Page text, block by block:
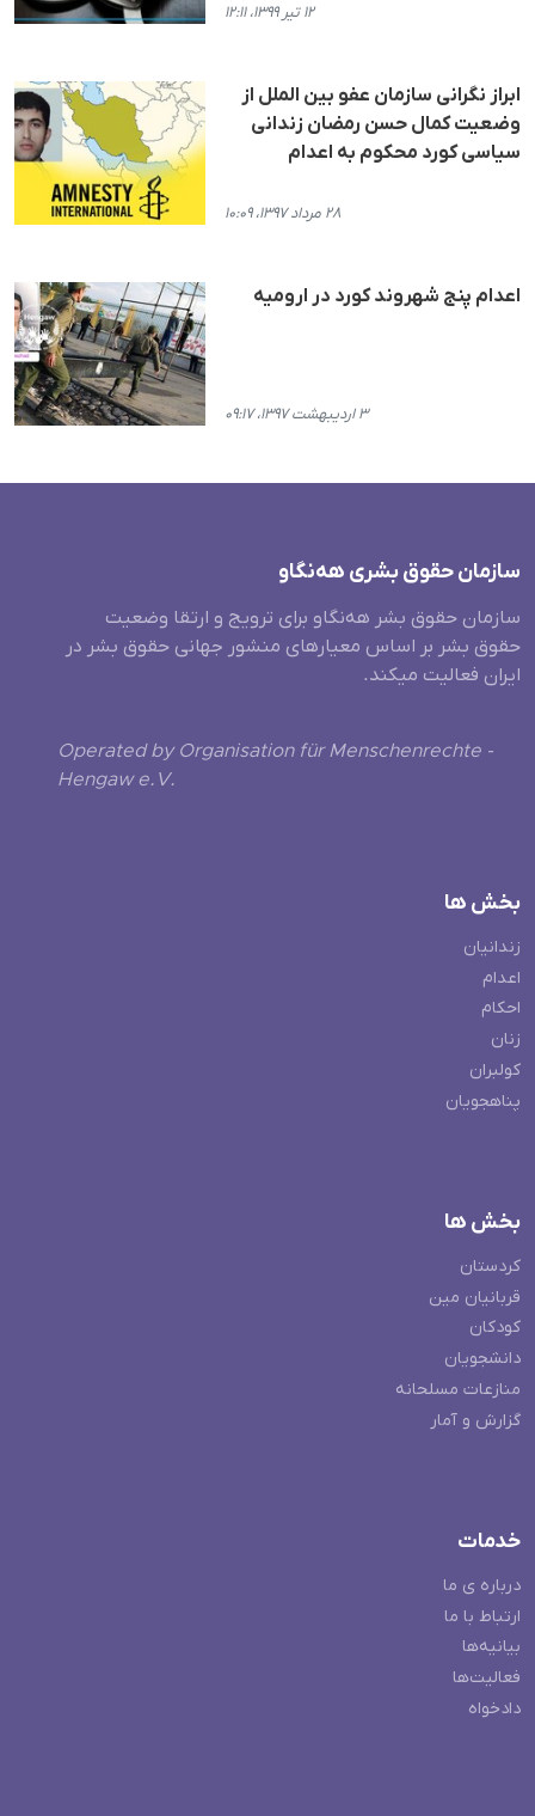
۱۲ تیر ۱۳۹۹، ۱۲:۱۱
ابراز نگرانی سازمان عفو بین الملل از
وضعیت کمال حسن رمضان زندانی
سیاسی کورد محکوم بە اعدام
۲۸ مرداد ۱۳۹۷، ۱۰:۰۹
اعدام پنج شهروند کورد در ارومیە
۳ اردیبهشت ۱۳۹۷، ۰۹:۱۷
سازمان حقوق بشری هەنگاو
سازمان حقوق بشر هه‌نگاو برای ترویج و ارتقا وضعیت
حقوق بشر بر اساس معیارهای منشور جهانی حقوق بشر در
ایران فعالیت میکند.
Operated by Organisation für Menschenrechte -
Hengaw e.V.
بخش ها
زندانیان
اعدام
احکام
زنان
کولبران
پناهجویان
بخش ها
کردستان
قربانیان مین
کودکان
دانشجویان
منازعات مسلحانه
گزارش و آمار
خدمات
درباره ی ما
ارتباط با ما
بیانیه‌ها
فعالیت‌ها
دادخواه